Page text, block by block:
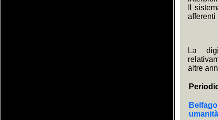
Il
La
altre
umanità